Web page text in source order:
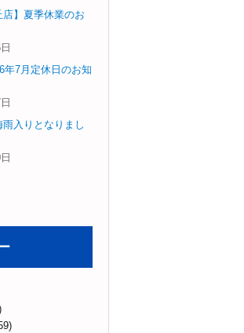
店】夏季休業のお
年7月定休日のお知
雨入りとなりまし